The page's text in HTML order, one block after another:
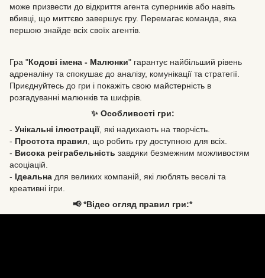
може призвести до відкриття агента суперників або навіть
вбивці, що миттєво завершує гру. Перемагає команда, яка
першою знайде всіх своїх агентів.
Гра "Кодові імена - Малюнки" гарантує найбільший рівень
адреналіну та спокушає до аналізу, комунікації та стратегії.
Приєднуйтесь до гри і покажіть свою майстерність в
розгадуванні малюнків та шифрів.
✨ Особливості гри:
- Унікальні ілюстрації, які надихають на творчість.
- Простота правил , що робить гру доступною для всіх.
- Висока реіграбельність завдяки безмежним можливостям
асоціацій.
- Ідеальна для великих компаній, які люблять веселі та
креативні ігри.
📢 *Відео огляд правил гри:*